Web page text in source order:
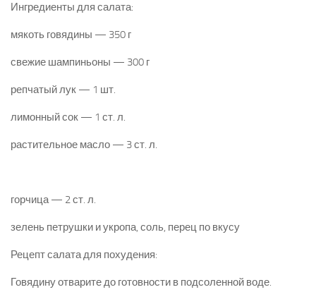
Ингредиенты для салата:
мякоть говядины — 350 г
свежие шампиньоны — 300 г
репчатый лук — 1 шт.
лимонный сок — 1 ст. л.
растительное масло — 3 ст. л.
горчица — 2 ст. л.
зелень петрушки и укропа, соль, перец по вкусу
Рецепт салата для похудения:
Говядину отварите до готовности в подсоленной воде.